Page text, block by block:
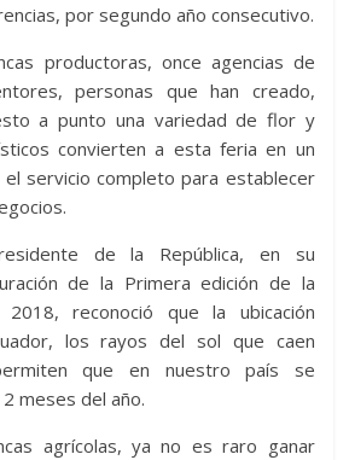
por segundo año consecutivo.
productoras, once agencias de
personas que han creado,
a punto una variedad de flor y
convierten a esta feria en un
servicio completo para establecer
de la República, en su
de la Primera edición de la
2018, reconoció que la ubicación
los rayos del sol que caen
que en nuestro país se
meses del año.
agrícolas, ya no es raro ganar